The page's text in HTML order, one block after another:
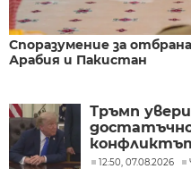
Споразумение за
Арабия и Пакистан
Тръмп
достатъчно
скоро
12:50, 07.08.2026